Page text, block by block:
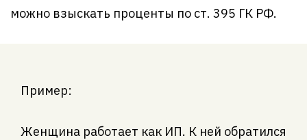
можно взыскать проценты по ст. 395 ГК РФ.
Пример:
Женщина работает как ИП. К ней обратился